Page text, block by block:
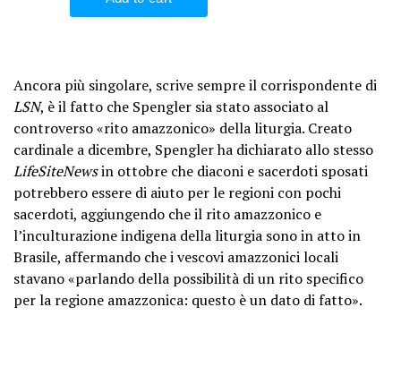
Ancora più singolare, scrive sempre il corrispondente di
LSN, è il fatto che Spengler sia stato associato al
controverso «rito amazzonico» della liturgia. Creato
cardinale a dicembre, Spengler ha dichiarato allo stesso
LifeSiteNewsin ottobre che diaconi e sacerdoti sposati
potrebbero essere di aiuto per le regioni con pochi
sacerdoti, aggiungendo che il rito amazzonico e
l’inculturazione indigena della liturgia sono in atto in
Brasile, affermando che i vescovi amazzonici locali
stavano «parlando della possibilità di un rito specifico
per la regione amazzonica: questo è un dato di fatto».